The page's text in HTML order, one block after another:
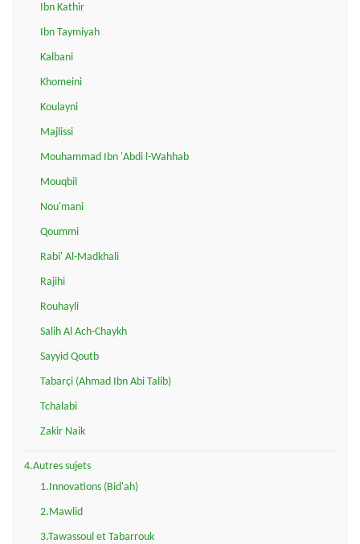
Ibn Kathir
Ibn Taymiyah
Kalbani
Khomeini
Koulayni
Majlissi
Mouhammad Ibn 'Abdi l-Wahhab
Mouqbil
Nou'mani
Qoummi
Rabi' Al-Madkhali
Rajihi
Rouhayli
Salih Al Ach-Chaykh
Sayyid Qoutb
Tabarçi (Ahmad Ibn Abi Talib)
Tchalabi
Zakir Naik
4.Autres sujets
1.Innovations (Bid'ah)
2.Mawlid
3.Tawassoul et Tabarrouk